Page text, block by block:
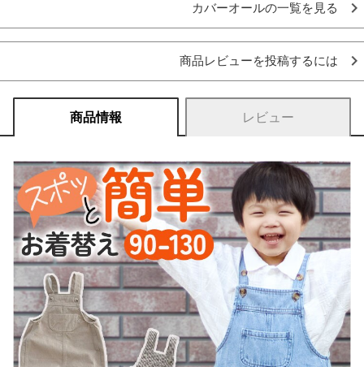
カバーオールの一覧を見る
商品レビューを投稿するには
商品情報 レビュー